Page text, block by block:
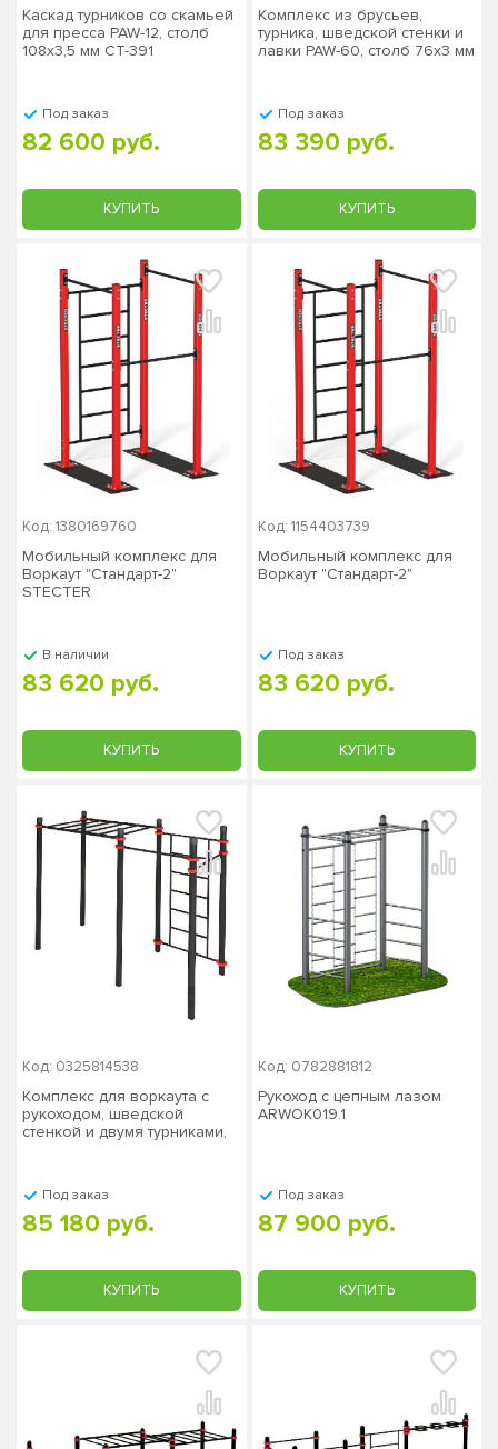
Каскад турников со скамьей
для пресса PAW-12, столб
108х3,5 мм СТ-391
Под заказ
82 600 руб.
КУПИТЬ
Комплекс из брусьев,
турника, шведской стенки и
лавки PAW-60, столб 76х3 мм
Под заказ
83 390 руб.
КУПИТЬ
Код: 1380169760
Мобильный комплекс для
Воркаут "Стандарт-2"
STECTER
В наличии
83 620 руб.
КУПИТЬ
Код: 1154403739
Мобильный комплекс для
Воркаут "Стандарт-2"
Под заказ
83 620 руб.
КУПИТЬ
Код: 0325814538
Комплекс для воркаута с
рукоходом, шведской
стенкой и двумя турниками,
Под заказ
85 180 руб.
КУПИТЬ
Код: 0782881812
Рукоход с цепным лазом
ARWOK019.1
Под заказ
87 900 руб.
КУПИТЬ